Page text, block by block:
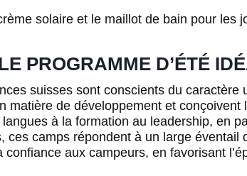
solaire et le maillot de bain pour les
PROGRAMME D’ÉTÉ
suisses sont conscients du
matière de développement et
langues à la formation au leadership, en
ces camps répondent à un large éventail
confiance aux campeurs, en favorisant